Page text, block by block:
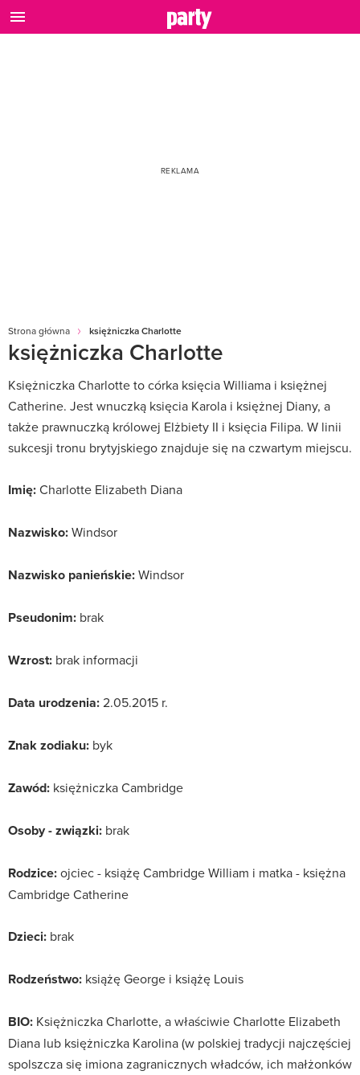
Strona główna księżniczka Charlotte
księżniczka Charlotte
Księżniczka Charlotte to córka księcia Williama i księżnej
Catherine. Jest wnuczką księcia Karola i księżnej Diany, a
także prawnuczką królowej Elżbiety II i księcia Filipa. W linii
sukcesji tronu brytyjskiego znajduje się na czwartym miejscu.
Imię:Charlotte Elizabeth Diana
Nazwisko:Windsor
Nazwisko panieńskie:Windsor
Pseudonim: brak
Wzrost: brak informacji
Data urodzenia:2.05.2015 r.
Znak zodiaku: byk
Zawód: księżniczka Cambridge
Osoby - związki: brak
Rodzice:ojciec - książę Cambridge William i matka - księżna
Cambridge Catherine
Dzieci: brak
Rodzeństwo: książę George i książę Louis
BIO: Księżniczka Charlotte, a właściwie Charlotte Elizabeth
Diana lub księżniczka Karolina (w polskiej tradycji najczęściej
spolszcza się imiona zagranicznych władców, ich małżonków